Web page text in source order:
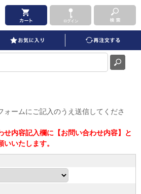
ォームにご記入のうえ送信してくださ
内容記入欄に【お問い合わせ内容】と
いいたします。